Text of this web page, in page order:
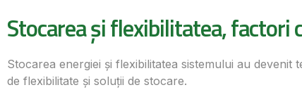
Stocarea și flexibilitatea,
Stocarea energiei și flexibilitatea sistemului au
de flexibilitate și soluții de stocare.